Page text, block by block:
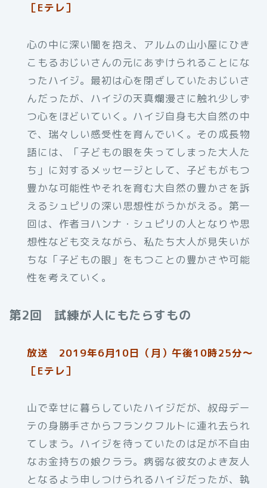
［Eテレ］
心の中に深い闇を抱え、アルムの山小屋にひき
こもるおじいさんの元にあずけられることにな
ったハイジ。最初は心を閉ざしていたおじいさ
んだったが、ハイジの天真爛漫さに触れ少しず
つ心をほどいていく。ハイジ自身も大自然の中
で、瑞々しい感受性を育んでいく。その成長物
語には、「子どもの眼を失ってしまった大人た
ち」に対するメッセージとして、子どもがもつ
豊かな可能性やそれを育む大自然の豊かさを訴
えるシュピリの深い思想性がうかがえる。第一
回は、作者ヨハンナ・シュピリの人となりや思
想性なども交えながら、私たち大人が見失いが
ちな「子どもの眼」をもつことの豊かさや可能
性を考えていく。
第2回 試練が人にもたらすもの
放送 2019年6月10日（月）午後10時25分～
［Eテレ］
山で幸せに暮らしていたハイジだが、叔母デー
テの身勝手さからフランクフルトに連れ去られ
てしまう。ハイジを待っていたのは足が不自由
なお金持ちの娘クララ。病弱な彼女のよき友人
となるよう申しつけられるハイジだったが、執